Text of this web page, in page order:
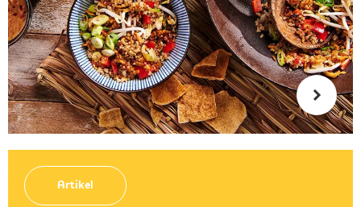
Artikel